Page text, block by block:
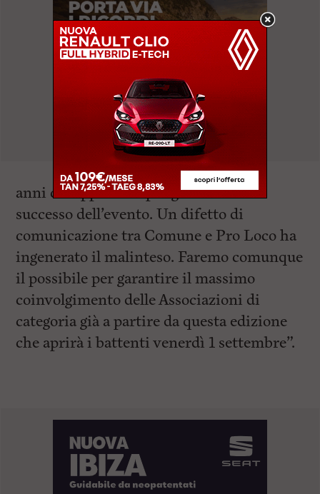
anni ci supportano per garantire il
successo dell’evento. Un difetto di
comunicazione tra Comune e Pro Loco ha
ingenerato il malinteso. Faremo comunque
il possibile per garantire il massimo
coinvolgimento delle Associazioni di
categoria già a partire da questa edizione
che aprirà i battenti venerdì 1 settembre”.